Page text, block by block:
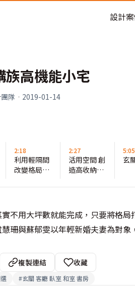
設計
族高機能小宅
隊 · 2019-01-14
2:18
利用輕隔間
改變格局不
2:27
活用空間 創
造高收納機
5:05
玄
不用大坪數就能完成，只要將格
珊與蘇郁雯以年輕新婚夫妻為對
複製連結
收藏
#玄關 客廳 臥室 和室 書房